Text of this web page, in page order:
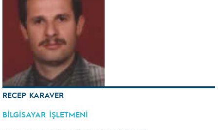
RECEP KARAVER
BİLGİSAYAR İŞLETMENİ